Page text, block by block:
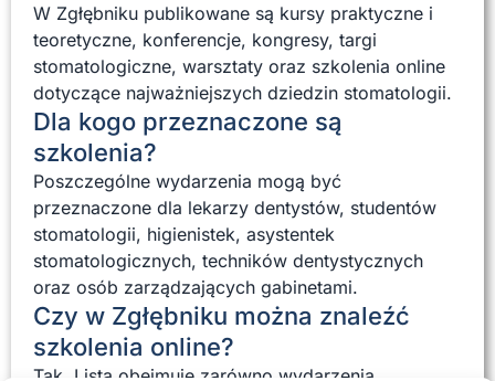
W Zgłębniku publikowane są kursy praktyczne i
teoretyczne, konferencje, kongresy, targi
stomatologiczne, warsztaty oraz szkolenia online
dotyczące najważniejszych dziedzin stomatologii.
Dla kogo przeznaczone są
szkolenia?
Poszczególne wydarzenia mogą być
przeznaczone dla lekarzy dentystów, studentów
stomatologii, higienistek, asystentek
stomatologicznych, techników dentystycznych
oraz osób zarządzających gabinetami.
Czy w Zgłębniku można znaleźć
szkolenia online?
Tak. Lista obejmuje zarówno wydarzenia